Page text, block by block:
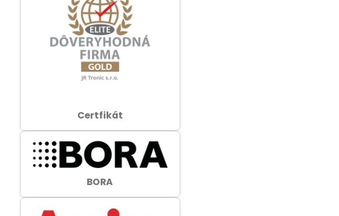
Certfikát
BORA